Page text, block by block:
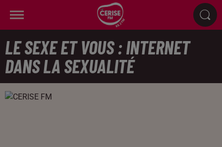
LE SEXE ET VOUS : INTERNET
DANS LA SEXUALITÉ